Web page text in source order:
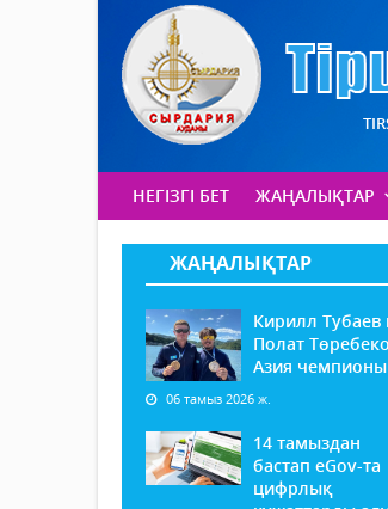
НЕГІЗГІ БЕТ ЖАҢАЛЫҚТАР
ЖАҢАЛЫҚТАР
Кирилл Тубаев
Полат
Азия чемпионы
06 тамыз 2026 ж.
14 тамыздан
бастап еGov-та
цифрлық